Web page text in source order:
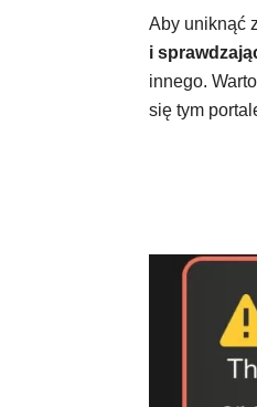
Aby uniknąć
i
innego.
się tym